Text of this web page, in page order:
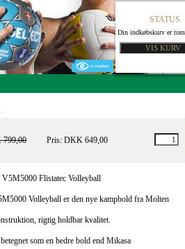
STATUS
Din indkøbskurv er tom
Pris: DKK 649,00
Flistatec Volleyball
Volleyball er den nye kampbold fra Molten
rigtig holdbar kvalitet.
som en bedre bold end Mikasa